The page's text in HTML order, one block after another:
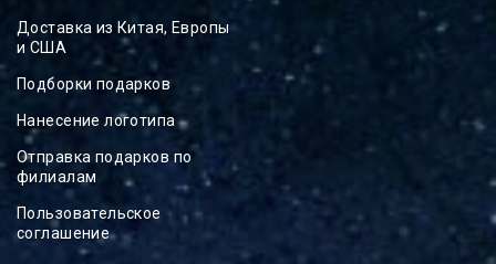
Доставка из Китая, Европы
и США
Подборки подарков
Нанесение логотипа
Отправка подарков по
филиалам
Пользовательское
соглашение